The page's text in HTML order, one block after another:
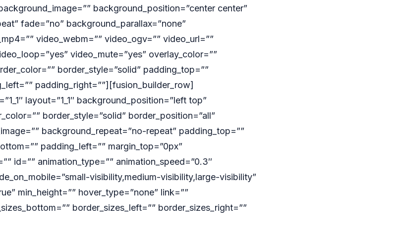
background_position=”center center”
fade=”no” background_parallax=”none”
video_webm=”” video_ogv=”” video_url=””
video_mute=”yes” overlay_color=””
border_style=”solid” padding_top=””
padding_right=””][fusion_builder_row]
layout=”1_1″ background_position=”left top”
border_style=”solid” border_position=”all”
background_repeat=”no-repeat” padding_top=””
padding_left=”” margin_top=”0px”
id=”” animation_type=”” animation_speed=”0.3″
visibility,medium-visibility,large-visibility”
min_height=”” hover_type=”none” link=””
border_sizes_left=”” border_sizes_right=””